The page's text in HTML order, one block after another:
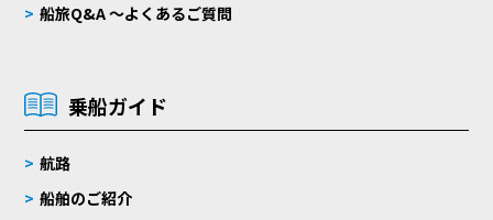
船旅Q&A 〜よくあるご質問
乗船ガイド
航路
船舶のご紹介